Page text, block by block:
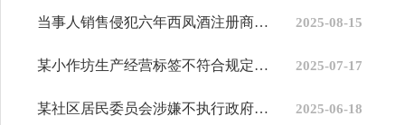
当事人销售侵犯六年西凤酒注册商标专用权的商品案 2025-08-15
某小作坊生产经营标签不符合规定的预包装食品案 2025-07-17
某社区居民委员会涉嫌不执行政府定价采取重复收费方式变相提高收费... 2025-06-18